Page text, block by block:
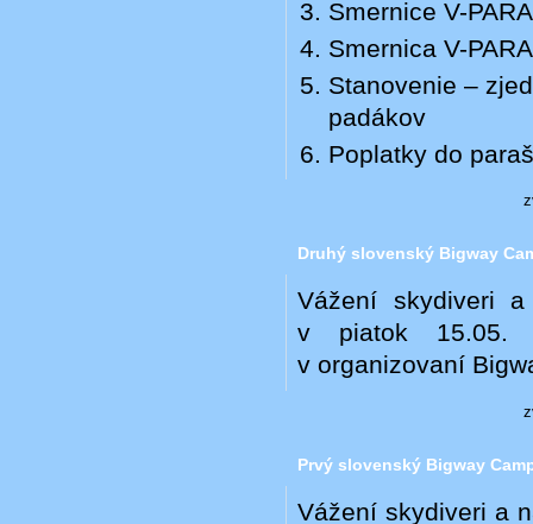
Smernice V-
Smernica V-
Stanovenie –
padákov
Poplatky do
Druhý slovenský Bigway
Vážení skydiveri
v piatok 15.05.
v organizovaní
Prvý slovenský Bigway
Vážení skydiveri a